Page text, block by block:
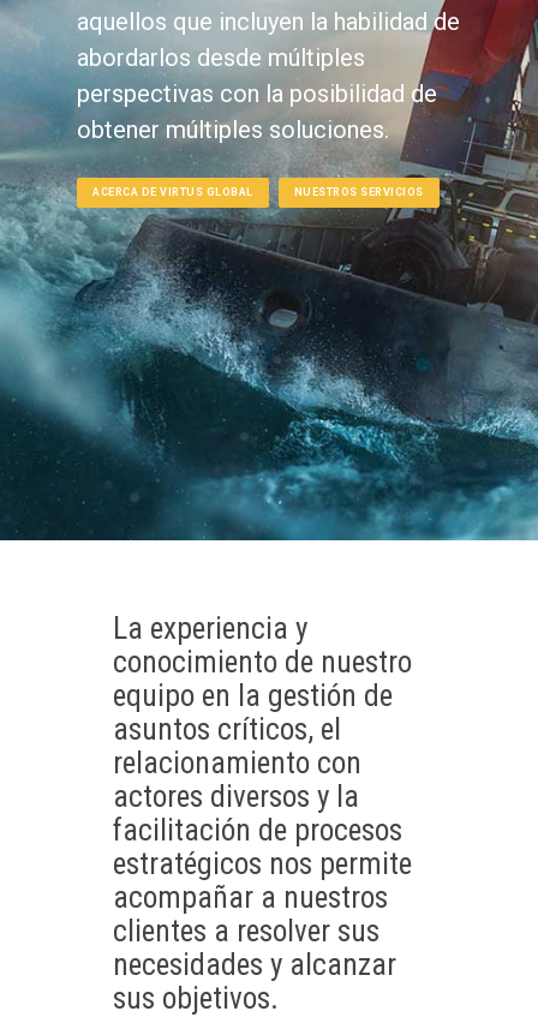
aquellos que incluyen la habilidad de
abordarlos desde múltiples
perspectivas con la posibilidad de
obtener múltiples soluciones.
ACERCA DE VIRTUS GLOBAL NUESTROS SERVICIOS
La experiencia y
conocimiento de nuestro
equipo en la gestión de
asuntos críticos, el
relacionamiento con
actores diversos y la
facilitación de procesos
estratégicos nos permite
acompañar a nuestros
clientes a resolver sus
necesidades y alcanzar
sus objetivos.